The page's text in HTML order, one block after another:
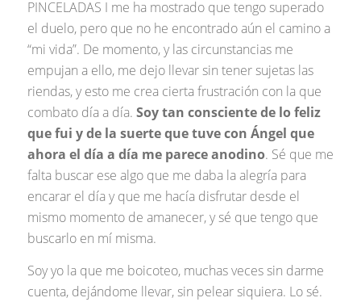
PINCELADAS I me ha mostrado que tengo superado
el duelo, pero que no he encontrado aún el camino a
“mi vida”. De momento, y las circunstancias me
empujan a ello, me dejo llevar sin tener sujetas las
riendas, y esto me crea cierta frustración con la que
combato día a día. Soy tan consciente de lo feliz
que fui y de la suerte que tuve con Ángel que
ahora el día a día me parece anodino. Sé que me
falta buscar ese algo que me daba la alegría para
encarar el día y que me hacía disfrutar desde el
mismo momento de amanecer, y sé que tengo que
buscarlo en mí misma.
Soy yo la que me boicoteo, muchas veces sin darme
cuenta, dejándome llevar, sin pelear siquiera. Lo sé.